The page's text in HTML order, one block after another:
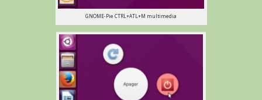
GNOME-Pie CTRL+ATL+M multimedia